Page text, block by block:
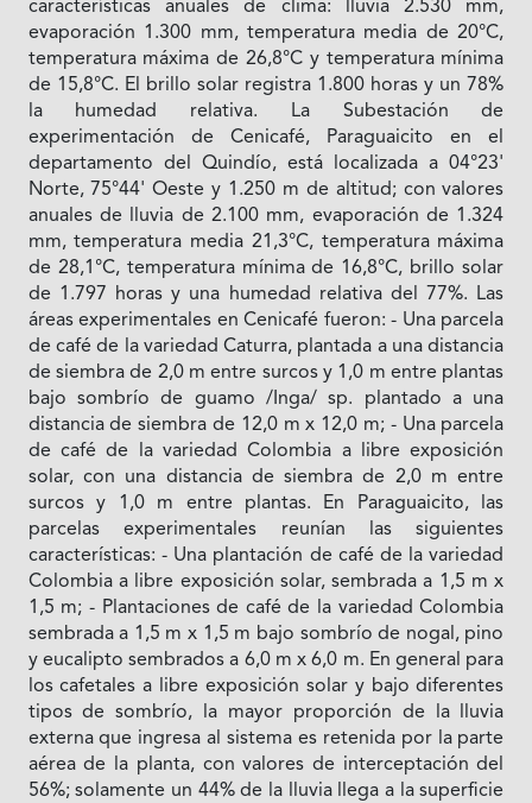
características anuales de clima: lluvia 2.530 mm,
evaporación 1.300 mm, temperatura media de 20°C,
temperatura máxima de 26,8°C y temperatura mínima
de 15,8°C. El brillo solar registra 1.800 horas y un 78%
la humedad relativa. La Subestación de
experimentación de Cenicafé, Paraguaicito en el
departamento del Quindío, está localizada a 04°23'
Norte, 75°44' Oeste y 1.250 m de altitud; con valores
anuales de lluvia de 2.100 mm, evaporación de 1.324
mm, temperatura media 21,3°C, temperatura máxima
de 28,1°C, temperatura mínima de 16,8°C, brillo solar
de 1.797 horas y una humedad relativa del 77%. Las
áreas experimentales en Cenicafé fueron: - Una parcela
de café de la variedad Caturra, plantada a una distancia
de siembra de 2,0 m entre surcos y 1,0 m entre plantas
bajo sombrío de guamo /Inga/ sp. plantado a una
distancia de siembra de 12,0 m x 12,0 m; - Una parcela
de café de la variedad Colombia a libre exposición
solar, con una distancia de siembra de 2,0 m entre
surcos y 1,0 m entre plantas. En Paraguaicito, las
parcelas experimentales reunían las siguientes
características: - Una plantación de café de la variedad
Colombia a libre exposición solar, sembrada a 1,5 m x
1,5 m; - Plantaciones de café de la variedad Colombia
sembrada a 1,5 m x 1,5 m bajo sombrío de nogal, pino
y eucalipto sembrados a 6,0 m x 6,0 m. En general para
los cafetales a libre exposición solar y bajo diferentes
tipos de sombrío, la mayor proporción de la lluvia
externa que ingresa al sistema es retenida por la parte
aérea de la planta, con valores de interceptación del
56%; solamente un 44% de la lluvia llega a la superficie